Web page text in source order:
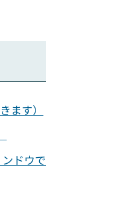
ます）
ドウで